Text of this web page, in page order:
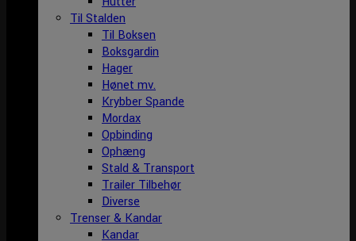
Til Stalden
Til Boksen
Boksgardin
Hager
Hønet mv.
Krybber Spande
Mordax
Opbinding
Ophæng
Stald & Transport
Trailer Tilbehør
Diverse
Trenser & Kandar
Kandar